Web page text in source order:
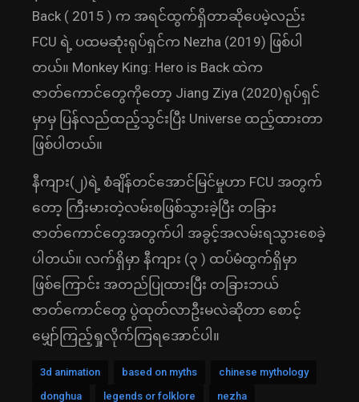
Back ( 2015 ) က အရင်ထွက်ရှိတာဆိုပေမဲ့လည်း
FCU ရဲ့ ပထမဆုံးရုပ်ရှင်က Nezha (2019) ဖြစ်ပါ
တယ်။ Monkey King: Hero is Back ထဲက
ဇာတ်ကောင်တွေကိုတော့ Jiang Ziya (2020)ရုပ်ရှင်
မှာမှ ပြန်လည်ထည့်သွင်းပြီး Universe ထည့်ထားတာ
ဖြစ်ပါတယ်။
နီကျား(၂)ရဲ့ စံချိန်တင်အောင်မြင်မှုဟာ FCU အတွက်
တော့ ကြီးမားတဲ့လမ်းစဖြစ်သွားခဲ့ပြီး တခြား
ဇာတ်ကောင်တွေအတွက်ပါ အခွင့်အလမ်းရသွားစေခဲ့
ပါတယ်။ လက်ရှိမှာ နီကျား (၃ ) ထပ်မံထွက်ရှိမှာ
ဖြစ်ကြောင်း အတည်ပြုထားပြီး တခြားဘယ်
ဇာတ်ကောင်တွေ ပွဲထုတ်လာဦးမလဲဆိုတာ စောင့်
မျှော်ကြည့်ရှုလိုက်ကြရအောင်ပါ။
3d animation based on myths
chinese mythology
donghua
legends or folklore nezha